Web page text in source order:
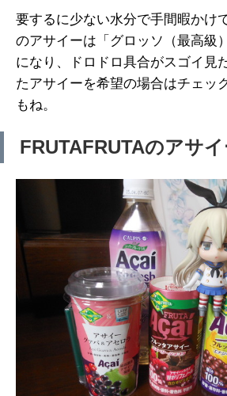
要するに少ない水分で手間暇かけ
のアサイーは「グロッソ（最高級
になり、ドロドロ具合がスゴイ見
たアサイーを希望の場合はチェッ
もね。
FRUTAFRUTAのアサ